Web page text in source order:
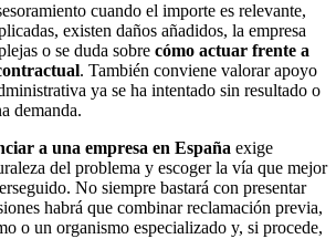
cuando el importe es relevante,
existen daños añadidos, la empresa
o se duda sobre cómo actuar frente a
. También conviene valorar apoyo
ya se ha intentado sin resultado o
demanda.
a una empresa en España exige
del problema y escoger la vía que mejor
No siempre bastará con presentar
habrá que combinar reclamación previa,
o un organismo especializado y, si procede,